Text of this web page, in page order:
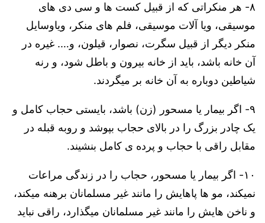
۸- هر منکراتی که از قبیل کست ها و سی دی های
موسیقی، ویا آلات موسیقی، فلم های منکر، ویاوسایل
منکر دیگر از قبیل سگرت، نصوار، قیلون، و…. غیره در
آن خانه باشد، باید از خانه بیرون و باطل شود، و رنه
شیاطین دوباره به آن خانه بر میگردند.
۹- اگر بیمار یا مسحور (زن) باشد، بایستی حجاب کامل و
یک چادر بزرگ را در بالای حجاب بپوشد و روبه قبله در
مقابل راقی با حجاب و پرده ی کامل بنشیند.
۱۰- اگر بیمار یا مسحور، حجاب را در زندگی مراعات
نمیکند، مو ها پاهایش را مانند غیر مسلمانان برهنه میکند،
و ناخن هایش را مانند غیر مسلمانان میگذارد، راقی نباید